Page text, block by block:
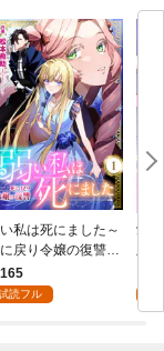
私は死にました～
戻り令嬢の復讐
1
165
読フル
愛